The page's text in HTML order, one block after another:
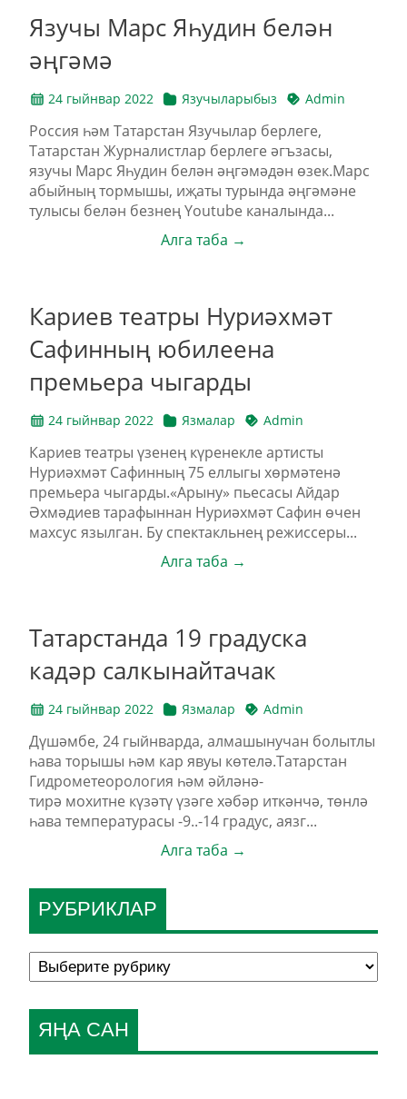
Язучы Марс Яһудин белән
әңгәмә
24 гыйнвар 2022 Язучыларыбыз Admin
Россия һәм Татарстан Язучылар берлеге,
Татарстан Журналистлар берлеге әгъзасы,
язучы Марс Яһудин белән әңгәмәдән өзек.Марс
абыйның тормышы, иҗаты турында әңгәмәне
тулысы белән безнең Youtube каналында...
Алга таба →
Кариев театры Нуриәхмәт
Сафинның юбилеена
премьера чыгарды
24 гыйнвар 2022 Язмалар Admin
Кариев театры үзенең күренекле артисты
Нуриәхмәт Сафинның 75 еллыгы хөрмәтенә
премьера чыгарды.«Арыну» пьесасы Айдар
Әхмәдиев тарафыннан Нуриәхмәт Сафин өчен
махсус язылган. Бу спектакльнең режиссеры...
Алга таба →
Татарстанда 19 градуска
кадәр салкынайтачак
24 гыйнвар 2022 Язмалар Admin
Дүшәмбе, 24 гыйнварда, алмашынучан болытлы
һава торышы һәм кар явуы көтелә.Татарстан
Гидрометеорология һәм әйләнә-
тирә мохитне күзәтү үзәге хәбәр иткәнчә, төнлә
һава температурасы -9..-14 градус, аязг...
Алга таба →
РУБРИКЛАР
ЯҢА САН